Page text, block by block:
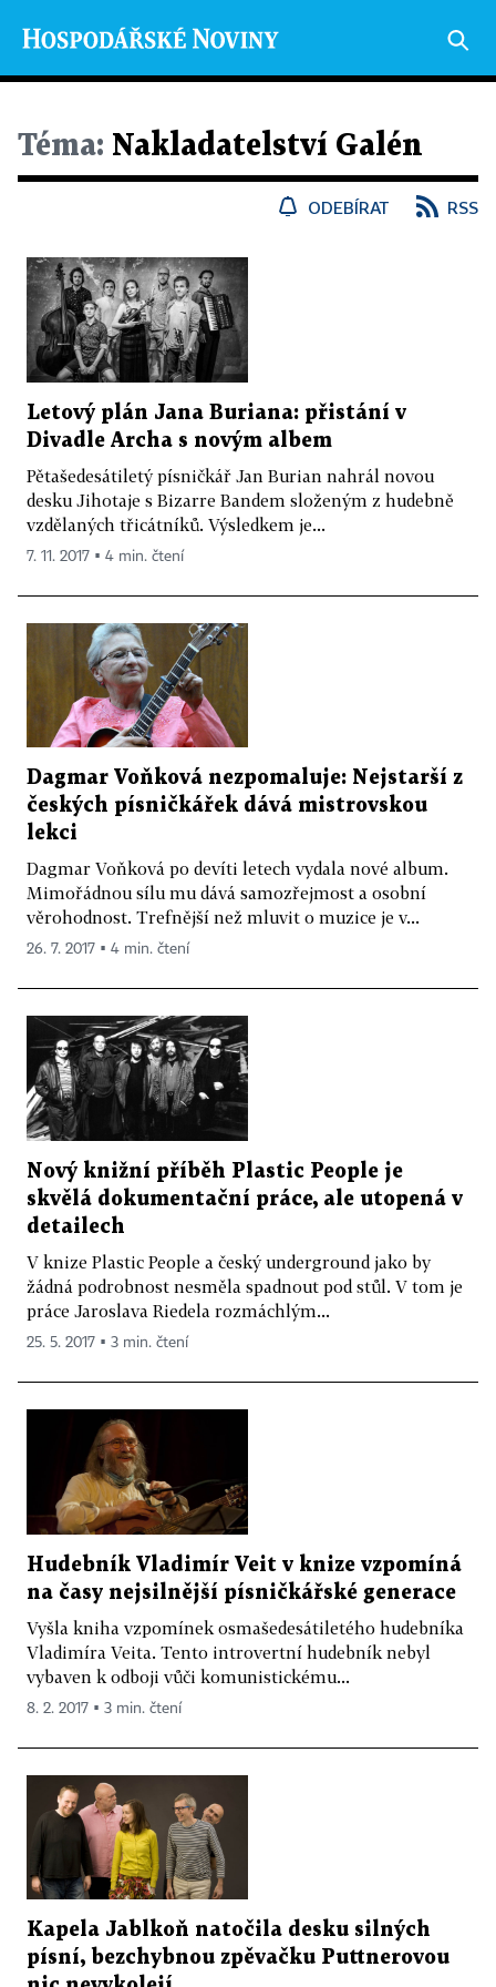
Téma: Nakladatelství Galén
ODEBÍRAT RSS
Letový plán Jana Buriana: přistání v
Divadle Archa s novým albem
Pětašedesátiletý písničkář Jan Burian nahrál novou
desku Jihotaje s Bizarre Bandem složeným z hudebně
vzdělaných třicátníků. Výsledkem je...
7. 11. 2017 ▪ 4 min. čtení
Dagmar Voňková nezpomaluje: Nejstarší z
českých písničkářek dává mistrovskou
lekci
Dagmar Voňková po devíti letech vydala nové album.
Mimořádnou sílu mu dává samozřejmost a osobní
věrohodnost. Trefnější než mluvit o muzice je v...
26. 7. 2017 ▪ 4 min. čtení
Nový knižní příběh Plastic People je
skvělá dokumentační práce, ale utopená v
detailech
V knize Plastic People a český underground jako by
žádná podrobnost nesměla spadnout pod stůl. V tom je
práce Jaroslava Riedela rozmáchlým...
25. 5. 2017 ▪ 3 min. čtení
Hudebník Vladimír Veit v knize vzpomíná
na časy nejsilnější písničkářské generace
Vyšla kniha vzpomínek osmašedesátiletého hudebníka
Vladimíra Veita. Tento introvertní hudebník nebyl
vybaven k odboji vůči komunistickému...
8. 2. 2017 ▪ 3 min. čtení
Kapela Jablkoň natočila desku silných
písní, bezchybnou zpěvačku Puttnerovou